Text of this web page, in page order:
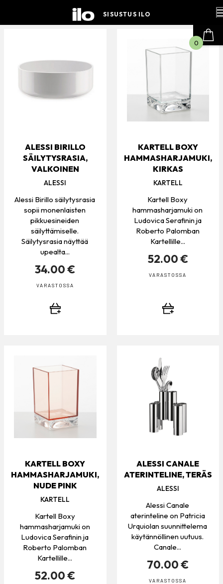
SISUSTUS ILO
ALESSI BIRILLO
SÄILYTYSRASIA,
VALKOINEN
ALESSI
Alessi Birillo säilytysrasia
sopii monenlaisten
pikkuesineiden
säilyttämiselle.
Säilytysrasia näyttää
upealta...
34.00 €
VARASTOSSA
KARTELL BOXY
HAMMASHARJAMUKI,
KIRKAS
KARTELL
Kartell Boxy
hammasharjamuki on
Ludovica Serafinin ja
Roberto Palomban
Kartellille...
52.00 €
VARASTOSSA
KARTELL BOXY
HAMMASHARJAMUKI,
NUDE PINK
KARTELL
Kartell Boxy
hammasharjamuki on
Ludovica Serafinin ja
Roberto Palomban
Kartellille...
52.00 €
ALESSI CANALE
ATERINTELINE, TERÄS
ALESSI
Alessi Canale
aterinteline on Patricia
Urquiolan suunnittelema
käytännöllinen uutuus.
Canale...
70.00 €
VARASTOSSA
0